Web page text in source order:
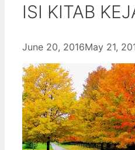
ISI KITAB
June 20, 2016May 21,